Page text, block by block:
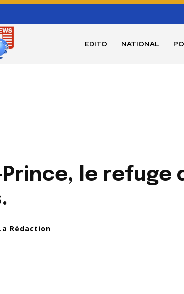
EDITO NATIONAL
le refuge
Rédaction